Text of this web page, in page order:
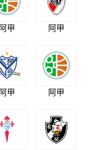
阿甲 阿甲
阿甲 阿甲